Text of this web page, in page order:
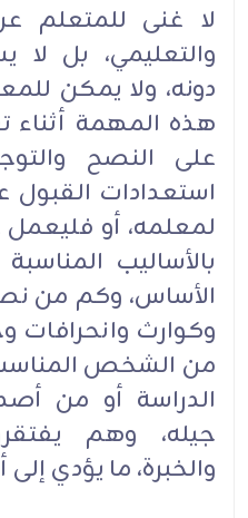
لا غنى للمتعلم
والتعليمي، بل
دونه، ولا يمكن
هذه المهمة أثناء
على النصح
استعدادات القبول
لمعلمه، أو
بالأساليب
الأساس، وكم من
وكوارث وانحرافات
من الشخص
الدراسة أو من
جيله، وهم
والخبرة، ما يؤدي إلى